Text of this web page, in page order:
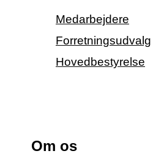
Medarbejdere
Forretningsudvalg
Hovedbestyrelse
Om os